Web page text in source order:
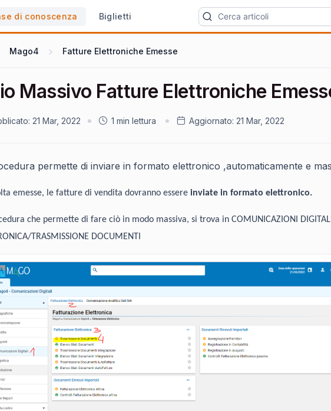
di conoscenza Biglietti
Mago4 Fatture Elettroniche Emesse
Massivo Fatture Elettroniche
21 Mar, 2022 1 min lettura Aggiornato: 21 Mar, 2022
permette di inviare in formato elettronico ,automaticamente e
emesse, le fatture di vendita dovranno essere inviate in formato elettronico.
che permette di fare ciò in modo massiva, si trova in COMUNICAZIONI
TRASMISSIONE DOCUMENTI